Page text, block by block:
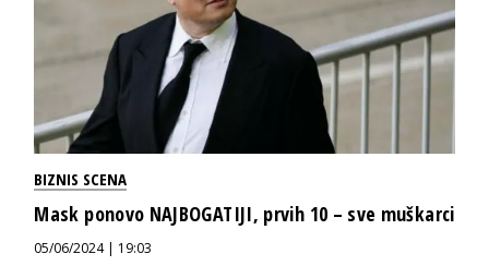
BIZNIS SCENA
Mask ponovo NAJBOGATIJI, prvih 10 – sve muškarci
05/06/2024 | 19:03